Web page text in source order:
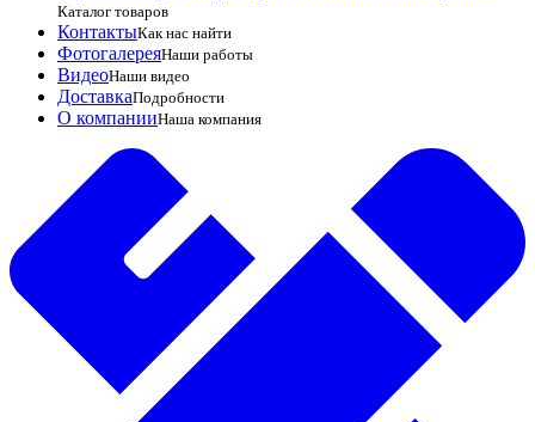
Каталог товаров
КонтактыКак нас найти
ФотогалереяНаши работы
ВидеоНаши видео
ДоставкаПодробности
О компанииНаша компания